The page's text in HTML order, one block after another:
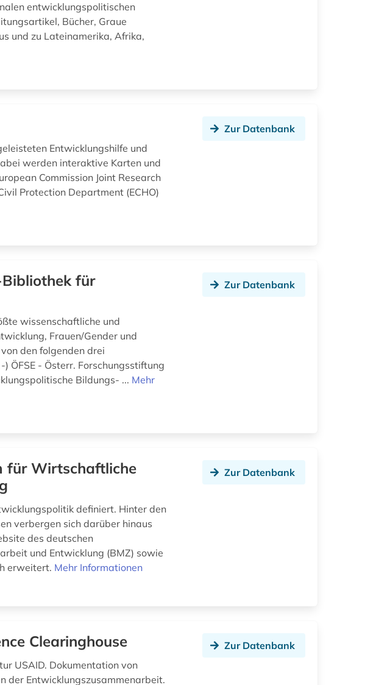
entwicklungspolitischen
Bücher, Graue
und zu Lateinamerika, Afrika,
Entwicklungshilfe und
werden interaktive Karten und
Commission Joint Research
Protection Department (ECHO)
Zur Datenbank
für
wissenschaftliche und
Frauen/Gender und
den folgenden drei
ÖFSE - Österr. Forschungsstiftung
Bildungs- ... Mehr
Zur Datenbank
für Wirtschaftliche
definiert. Hinter den
verbergen sich darüber hinaus
des deutschen
und Entwicklung (BMZ) sowie
erweitert. Mehr Informationen
Zur Datenbank
Clearinghouse
USAID. Dokumentation von
der Entwicklungszusammenarbeit.
Zur Datenbank